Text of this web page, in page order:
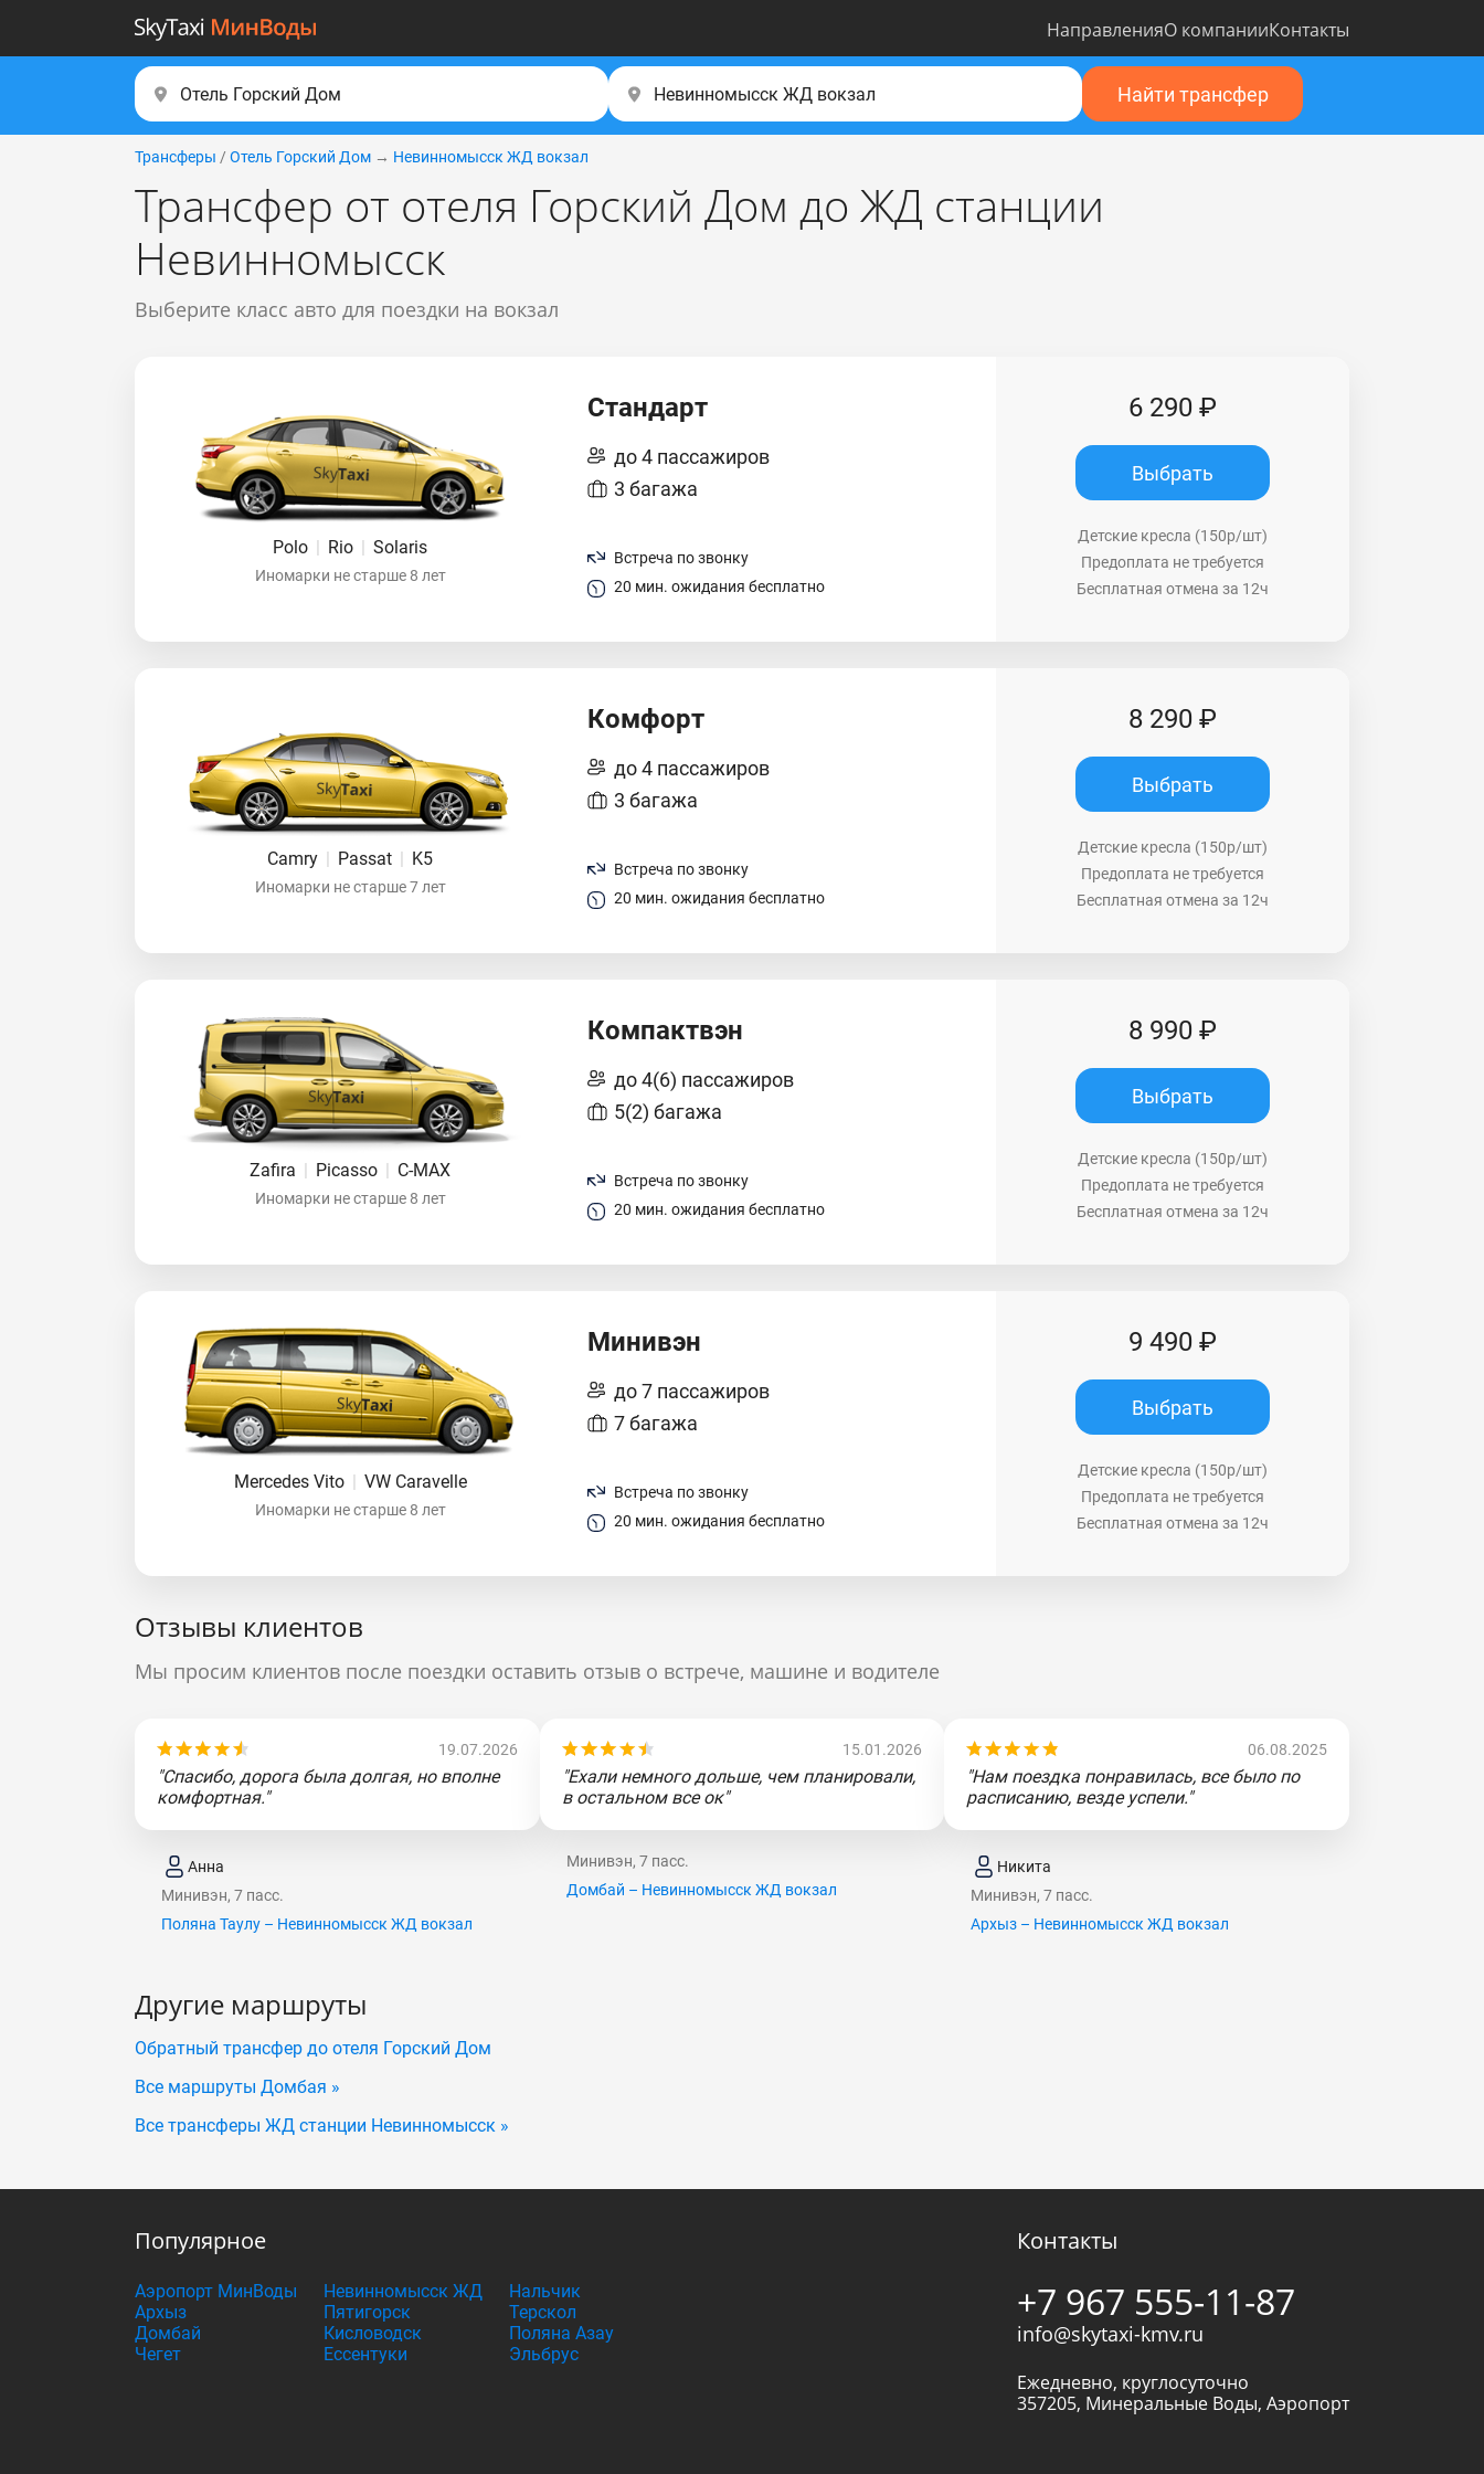
НаправленияО компанииКонтакты
Найти трансфер
Трансферы / Отель Горский Дом → Невинномысск ЖД вокзал
Трансфер от отеля Горский Дом до ЖД станции
Невинномысск
Выберите класс авто для поездки на вокзал
Polo | Rio | Solaris
Иномарки не старше 8 лет
Стандарт
до 4 пассажиров
3 багажа
Встреча по звонку
20 мин. ожидания бесплатно
6 290 ₽
Выбрать
Детские кресла (150р/шт)
Предоплата не требуется
Бесплатная отмена за 12ч
Camry | Passat | K5
Иномарки не старше 7 лет
Комфорт
до 4 пассажиров
3 багажа
Встреча по звонку
20 мин. ожидания бесплатно
8 290 ₽
Выбрать
Детские кресла (150р/шт)
Предоплата не требуется
Бесплатная отмена за 12ч
Zafira | Picasso | C-MAX
Иномарки не старше 8 лет
Компактвэн
до 4(6) пассажиров
5(2) багажа
Встреча по звонку
20 мин. ожидания бесплатно
8 990 ₽
Выбрать
Детские кресла (150р/шт)
Предоплата не требуется
Бесплатная отмена за 12ч
Mercedes Vito | VW Caravelle
Иномарки не старше 8 лет
Минивэн
до 7 пассажиров
7 багажа
Встреча по звонку
20 мин. ожидания бесплатно
9 490 ₽
Выбрать
Детские кресла (150р/шт)
Предоплата не требуется
Бесплатная отмена за 12ч
Отзывы клиентов
Мы просим клиентов после поездки оставить отзыв о встрече, машине и водителе
19.07.2026
"Спасибо, дорога была долгая, но вполне
комфортная."
Анна
Минивэн, 7 пасс.
Поляна Таулу – Невинномысск ЖД вокзал
15.01.2026
"Ехали немного дольше, чем планировали,
в остальном все ок"
Минивэн, 7 пасс.
Домбай – Невинномысск ЖД вокзал
06.08.2025
"Нам поездка понравилась, все было по
расписанию, везде успели."
Никита
Минивэн, 7 пасс.
Архыз – Невинномысск ЖД вокзал
Другие маршруты
Обратный трансфер до отеля Горский Дом
Все маршруты Домбая »
Все трансферы ЖД станции Невинномысск »
Популярное
Аэропорт МинВоды
Архыз
Домбай
Чегет
Невинномысск ЖД
Пятигорск
Кисловодск
Ессентуки
Нальчик
Терскол
Поляна Азау
Эльбрус
Контакты
+7 967 555-11-87
info@skytaxi-kmv.ru
Ежедневно, круглосуточно
357205, Минеральные Воды, Аэропорт